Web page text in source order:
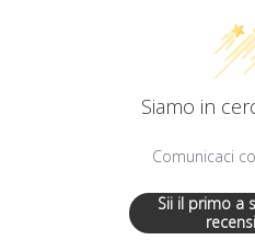
Siamo in
Comunicaci
Sii il primo a